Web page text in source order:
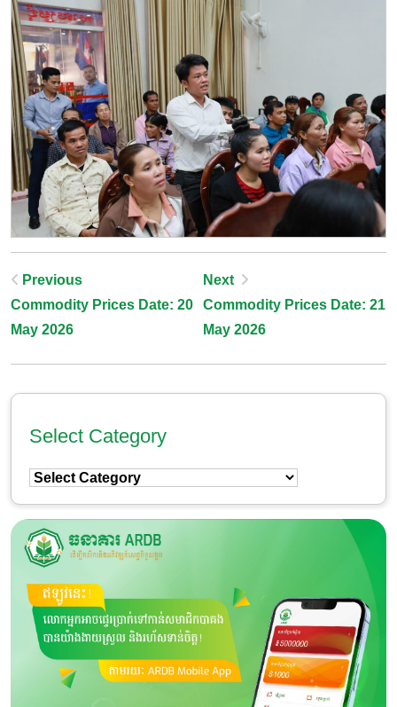
Post
Navigation
Previous
Commodity Prices Date: 20
May 2026
Next
Commodity Prices Date: 21
May 2026
Select Category
Select
Category